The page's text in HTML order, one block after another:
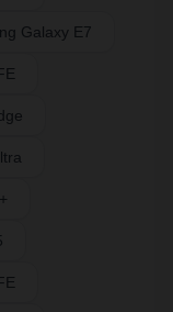
Galaxy E7